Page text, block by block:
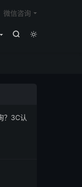


微信咨询
？3C认